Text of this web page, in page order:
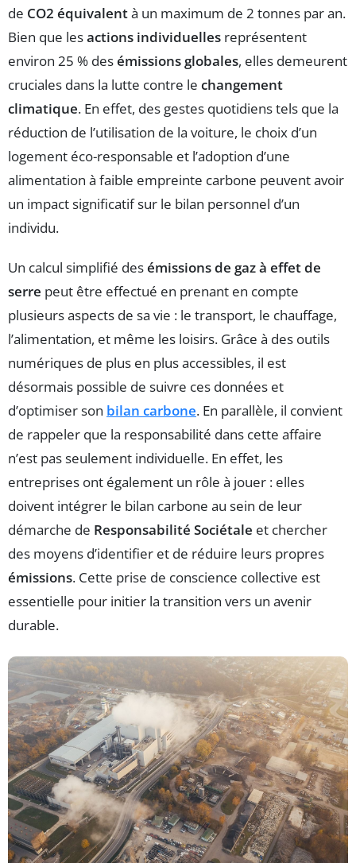
de CO2 équivalentà un maximum de 2 tonnes par an.
Bien que lesactions individuelles représentent
environ 25 % desémissions globales, elles demeurent
cruciales dans la lutte contre le changement
climatique. En effet, des gestes quotidiens tels que la
réduction de l’utilisation de la voiture, le choix d’un
logement éco-responsable et l’adoption d’une
alimentation à faible empreinte carbone peuvent avoir
un impact significatif sur le bilan personnel d’un
individu.
Un calcul simplifié desémissions de gaz à effet de
serre peut être effectué en prenant en compte
plusieurs aspects de sa vie : le transport, le chauffage,
l’alimentation, et même les loisirs. Grâce à des outils
numériques de plus en plus accessibles, il est
désormais possible de suivre ces données et
d’optimiser son bilan carbone. En parallèle, il convient
de rappeler que la responsabilité dans cette affaire
n’est pas seulement individuelle. En effet, les
entreprises ont également un rôle à jouer : elles
doivent intégrer le bilan carbone au sein de leur
démarche de Responsabilité Sociétale et chercher
des moyens d’identifier et de réduire leurs propres
émissions. Cette prise de conscience collective est
essentielle pour initier la transition vers un avenir
durable.